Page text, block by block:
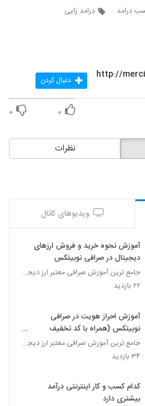
درامد
درامد زایی
http:// دنبال کردن
۰ ۰
نظرات
ویدیوهای کانال
آموزش نحوه خرید و فروش ارزهای
دیجیتال در صرافی نوبیتکس
جامع ترین آموزش صرافی معتبر ارز دیجیتال نوبیتکس
۲۲ بازدید
آموزش احراز هویت در صرافی
نوبیتکس (همراه با کد تخفیف
90082)
جامع ترین آموزش صرافی معتبر ارز دیجیتال نوبیتکس
۳۴ بازدید
کدام کسب و کار اینترنتی درآمد
بیشتری دارد